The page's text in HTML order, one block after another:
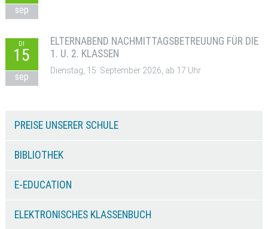
sep
DI
15
sep
ELTERNABEND NACHMITTAGSBETREUUNG FÜR DIE
1. U. 2. KLASSEN
Dienstag, 15. September 2026, ab 17 Uhr
PREISE UNSERER SCHULE
BIBLIOTHEK
E-EDUCATION
ELEKTRONISCHES KLASSENBUCH